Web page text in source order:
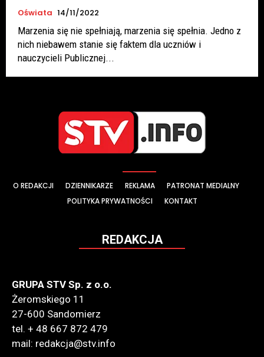
Oświata 14/11/2022
Marzenia się nie spełniają, marzenia się spełnia. Jedno z
nich niebawem stanie się faktem dla uczniów i
nauczycieli Publicznej...
O REDAKCJI DZIENNIKARZE REKLAMA
PATRONAT MEDIALNY
POLITYKA PRYWATNOŚCI
KONTAKT
REDAKCJA
GRUPA STV Sp. z o.o.
Żeromskiego 11
27-600 Sandomierz
tel. + 48 667 872 479
mail: redakcja@stv.info